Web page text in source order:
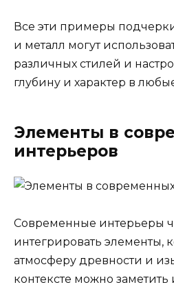
Все эти примеры
и металл могут
различных стилей и
глубину и характер в
Элементы в
интерьеров
Современные интерьеры
интегрировать элементы,
атмосферу древности и
контексте можно